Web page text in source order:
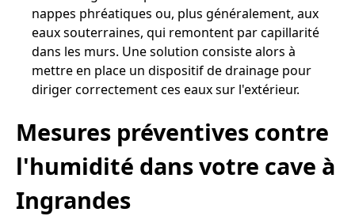
nappes phréatiques ou, plus généralement, aux
eaux souterraines, qui remontent par capillarité
dans les murs. Une solution consiste alors à
mettre en place un dispositif de drainage pour
diriger correctement ces eaux sur l'extérieur.
Mesures préventives contre
l'humidité dans votre cave à
Ingrandes